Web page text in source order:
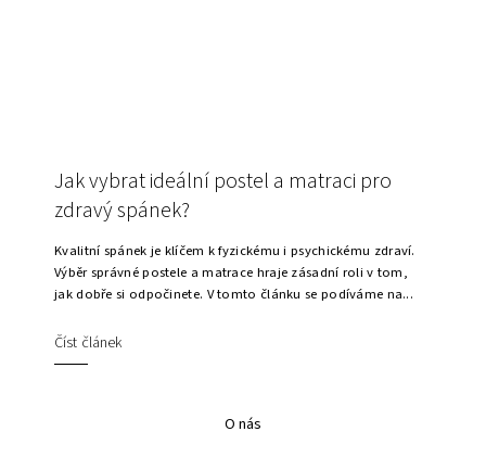
Jak vybrat ideální postel a matraci pro
zdravý spánek?
Kvalitní spánek je klíčem k fyzickému i psychickému zdraví.
Výběr správné postele a matrace hraje zásadní roli v tom,
jak dobře si odpočinete. V tomto článku se podíváme na...
Číst článek
O nás